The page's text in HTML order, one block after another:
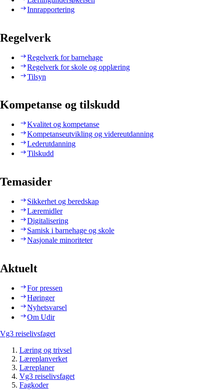
Innrapportering
Regelverk
Regelverk for barnehage
Regelverk for skole og opplæring
Tilsyn
Kompetanse og tilskudd
Kvalitet og kompetanse
Kompetanseutvikling og videreutdanning
Lederutdanning
Tilskudd
Temasider
Sikkerhet og beredskap
Læremidler
Digitalisering
Samisk i barnehage og skole
Nasjonale minoriteter
Aktuelt
For pressen
Høringer
Nyhetsvarsel
Om Udir
Vg3 reiselivsfaget
Læring og trivsel
Læreplanverket
Læreplaner
Vg3 reiselivsfaget
Fagkoder